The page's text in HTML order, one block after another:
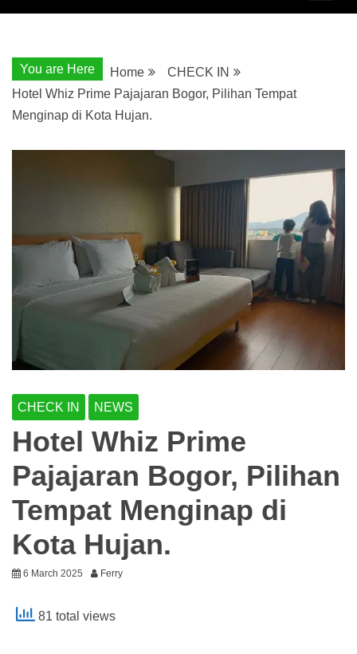
You are Here Home
CHECK IN
Hotel Whiz Prime Pajajaran Bogor, Pilihan Tempat
Menginap di Kota Hujan.
CHECK IN NEWS
Hotel Whiz Prime
Pajajaran Bogor, Pilihan
Tempat Menginap di
Kota Hujan.
6 March 2025 Ferry
81 total views